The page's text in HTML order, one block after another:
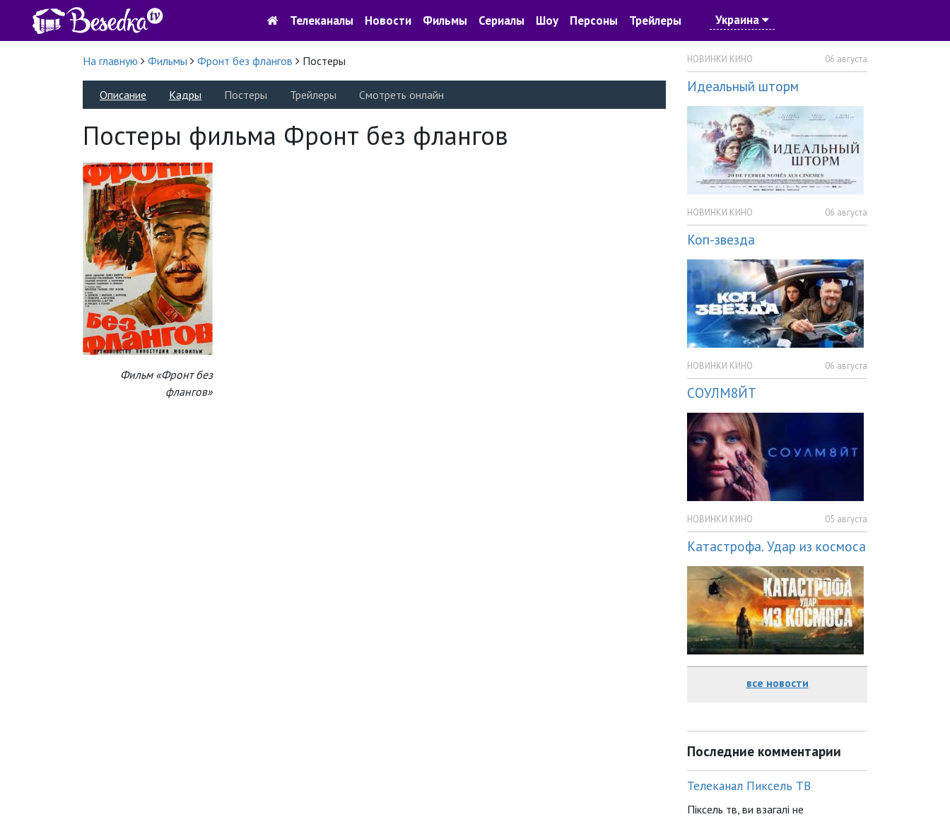
Телеканалы Новости Фильмы Сериалы Шоу Персоны Трейлеры Украина
На главную Фильмы Фронт без флангов Постеры
Описание Кадры Постеры Трейлеры Смотреть онлайн
Постеры фильма Фронт без флангов
Фильм «Фронт без
флангов»
НОВИНКИ КИНО 06 августа
Идеальный шторм
НОВИНКИ КИНО 06 августа
Коп-звезда
НОВИНКИ КИНО 06 августа
СОУЛМ8ЙТ
НОВИНКИ КИНО 05 августа
Катастрофа. Удар из космоса
все новости
Последние комментарии
Телеканал Пиксель ТВ
Піксель тв, ви взагалі не